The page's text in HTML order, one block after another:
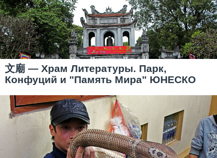
文廟 — Храм Литературы. Парк,
Конфуций и "Память Мира" ЮНЕСКО